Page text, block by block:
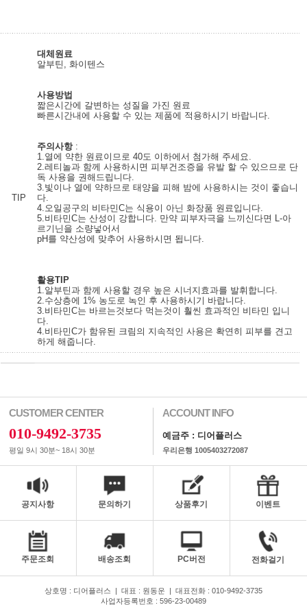
TIP
대체원료
알부틴, 화이텐스
사용방법
짧은시간에 갈변하는 성질을 가진 원료
빠른시간내에 사용할 수 있는 제품에 적용하시기 바랍니다.
주의사항:
1.열에 약한 원료이므로 40도 이하에서 첨가해 주세요.
2.레티놀과 함께 사용하시면 피부건조증을 유발 할 수 있으므로 단
독 사용을 권해드립니다.
3.빛이나 열에 약하므로 태양을 피해 밤에 사용하시는 것이 좋습니
다.
4.오일공구의 비타민C는 식용이 아닌 화장품 원료입니다.
5.비타민C는 산성이 강합니다. 만약 피부자극을 느끼신다면 L-아
르기닌을 소량넣어서
pH를 약산성에 맞추어 사용하시면 됩니다.
활용TIP
1.알부틴과 함께 사용할 경우 높은 시너지효과를 발휘합니다.
2.수상층에 1% 농도로 녹인 후 사용하시기 바랍니다.
3.비타민C는 바르는것보다 먹는것이 훨씬 효과적인 비타민 입니
다.
4.비타민C가 함유된 크림의 지속적인 사용은 확연히 피부를 견고
하게 해줍니다.
CUSTOMER CENTER
010-9492-3735
평일 9시 30분~ 18시 30분
ACCOUNT INFO
예금주 : 디어플러스
우리은행 1005403272087
공지사항 문의하기 상품후기 이벤트
주문조회 배송조회 PC버전 전화걸기
상호명 : 디어플러스 | 대표 : 원동운 | 대표전화 : 010-9492-3735
사업자등록번호 : 596-23-00489